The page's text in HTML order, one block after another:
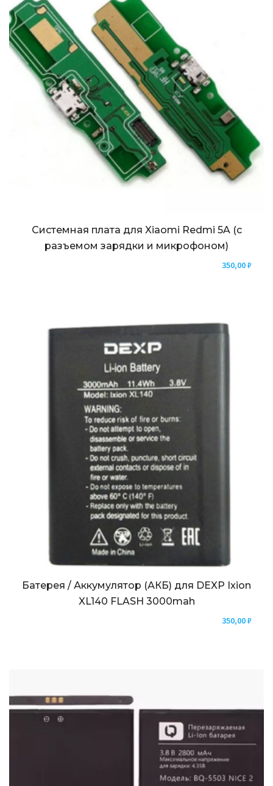
Системная плата для Xiaomi Redmi 5A (с
разъемом зарядки и микрофоном)
350,00₽
Батерея / Аккумулятор (АКБ) для DEXP Ixion
XL140 FLASH 3000mah
350,00₽